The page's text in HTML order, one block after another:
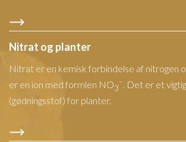
Nitrat og planter
Nitrat er en kemisk forbindelse af nitrogen
er en ion med formlen NO3
–. Det er et
(gødningsstof) for planter.